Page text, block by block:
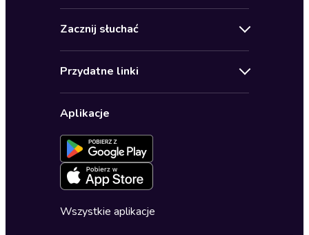
Biznes, marketing, ekonomia
Dla młodzieży
Pomoc
Ustawienia prywatności
Formularz zgłaszania nielegalnych treści
Deklaracja dostępności
Zacznij słuchać
Karnety
Oferta dla firm i bibliotek
Przydatne linki
Dołącz do newslettera
Blog
Zapowiedzi
Cykle audiobooków
Aplikacje
Wszystkie aplikacje